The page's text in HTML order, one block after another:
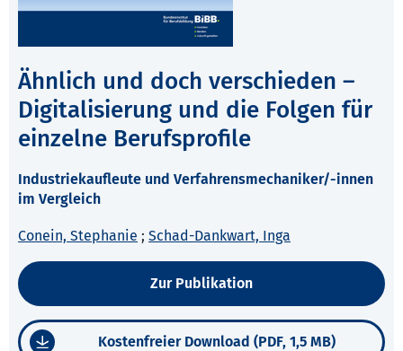
Ähnlich und doch verschieden –
Digitalisierung und die Folgen für
einzelne Berufsprofile
Industriekaufleute und Verfahrensmechaniker/-innen
im Vergleich
Conein, Stephanie ; Schad-Dankwart, Inga
Zur Publikation
Kostenfreier Download (PDF, 1,5 MB)